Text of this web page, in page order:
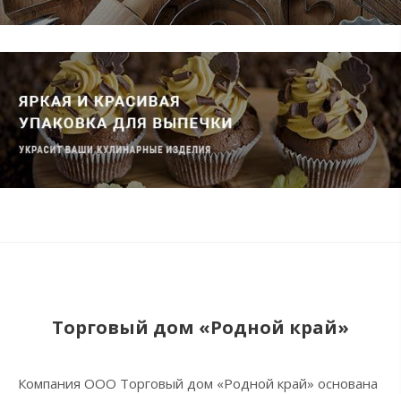
Торговый дом «Родной край»
Компания ООО Торговый дом «Родной край» основана